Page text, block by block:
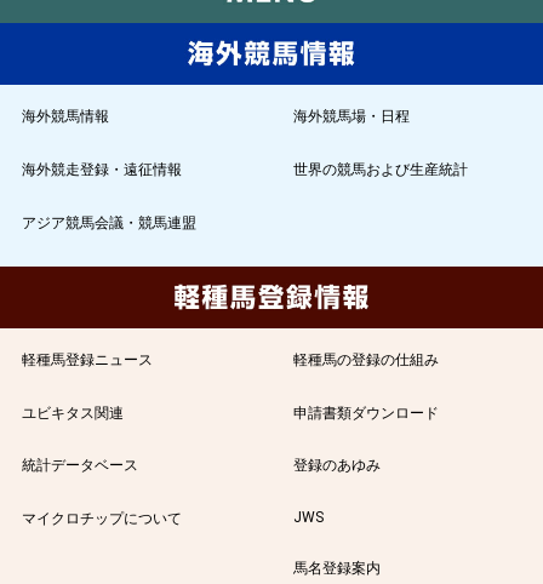
海外競馬情報 海外競馬場・日程
海外競走登録・遠征情報 世界の競馬および生産統計
アジア競馬会議・競馬連盟
軽種馬登録ニュース 軽種馬の登録の仕組み
ユビキタス関連 申請書類ダウンロード
統計データベース 登録のあゆみ
マイクロチップについて JWS
馬名登録案内